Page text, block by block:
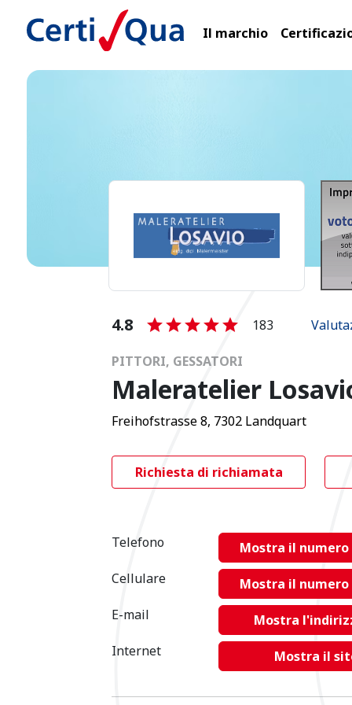
Il marchio
4.8 183
PITTORI, GESSATORI
Maleratelier
Freihofstrasse 8, 7302 Landquart
Richiesta di richiamata
Telefono
Mostra il
Cellulare
Mostra il
E-mail
Mostra
Internet
Mostra il